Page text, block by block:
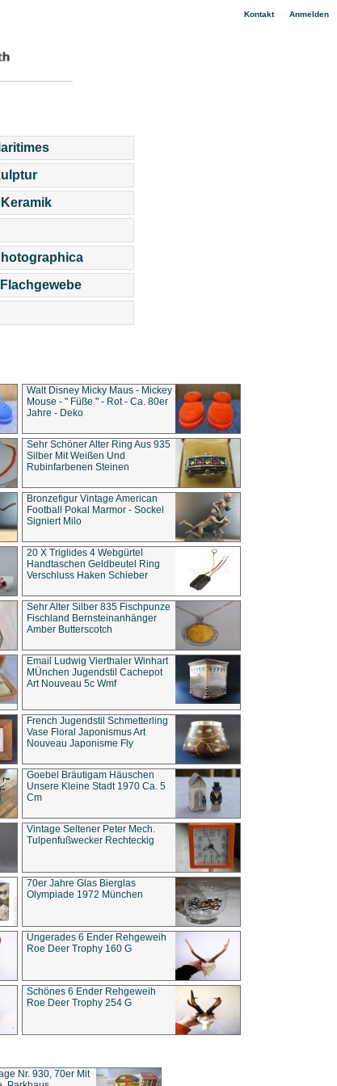
Kontakt| Anmelden
Walt Disney Micky Maus - Mickey
Mouse - " Füße " - Rot - Ca. 80er
Jahre - Deko
Sehr Schöner Alter Ring Aus 935
Silber Mit Weißen Und
Rubinfarbenen Steinen
Bronzefigur Vintage American
Football Pokal Marmor - Sockel
Signiert Milo
20 X Triglides 4 Webgürtel
Handtaschen Geldbeutel Ring
Verschluss Haken Schieber
Sehr Alter Silber 835 Fischpunze
Fischland Bernsteinanhänger
Amber Butterscotch
Email Ludwig Vierthaler Winhart
MÜnchen Jugendstil Cachepot
Art Nouveau 5c Wmf
French Jugendstil Schmetterling
Vase Floral Japonismus Art
Nouveau Japonisme Fly
Goebel Bräutigam Häuschen
Unsere Kleine Stadt 1970 Ca. 5
Cm
Vintage Seltener Peter Mech.
Tulpenfußwecker Rechteckig
70er Jahre Glas Bierglas
Olympiade 1972 München
Ungerades 6 Ender Rehgeweih
Roe Deer Trophy 160 G
Schönes 6 Ender Rehgeweih
Roe Deer Trophy 254 G
Nr. 930, 70er Mit